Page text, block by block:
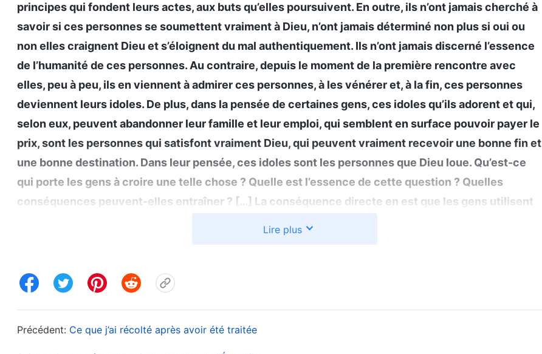
principes qui fondent leurs actes, aux buts qu’elles poursuivent. En outre, ils n’ont jamais cherché à
savoir si ces personnes se soumettent vraiment à Dieu, n’ont jamais déterminé non plus si oui ou
non elles craignent Dieu et s’éloignent du mal authentiquement. Ils n’ont jamais discerné l’essence
de l’humanité de ces personnes. Au contraire, depuis le moment de la première rencontre avec
elles, peu à peu, ils en viennent à admirer ces personnes, à les vénérer et, à la fin, ces personnes
deviennent leurs idoles. De plus, dans la pensée de certaines gens, ces idoles qu’ils adorent et qui,
selon eux, peuvent abandonner leur famille et leur emploi, qui semblent en surface pouvoir payer le
prix, sont les personnes qui satisfont vraiment Dieu, qui peuvent vraiment recevoir une bonne fin et
une bonne destination. Dans leur pensée, ces idoles sont les personnes que Dieu loue. Qu’est-ce
qui porte les gens à croire une telle chose ? Quelle est l’essence de cette question ? Quelles
conséquences peuvent-elles entraîner ? […] La conséquence directe en est que les gens utilisent
aucun scrupule, ces gens mettent Dieu de côté et Le remplacent par les idoles qu’ils admirent
gens d’après leur comportement extérieur, pensant que ceux qui faisaient des sacrifices, enduraient la
Lire plus
Précédent: Ce que j’ai récolté après avoir été traitée